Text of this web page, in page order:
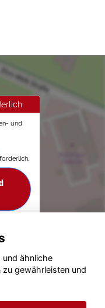
und
2020 - 2026
und ähnliche
gewährleisten und